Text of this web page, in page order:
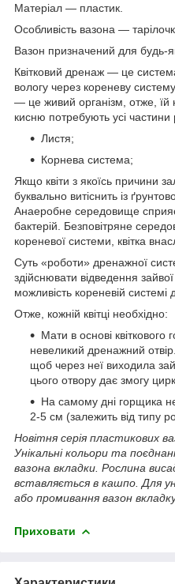
Матеріал — пластик.
Особливість вазона —
Вазон призначений для будь-
Квітковий дренаж — це
вологу через кореневу
— це живий організм, отже, їй
кисню потребують усі частини
Листя;
Корнева система;
Якщо квіти з якоїсь причини
буквально витіснить із
Анаеробне середовище сприяє
бактерій. Безповітряне
кореневої системи, квітка
Суть «роботи» дренажної
здійснювати відведення
можливість кореневій системі
Отже, кожній квітці необхідно:
Мати в основі
невеликий дренажний
щоб через неї виходила
цього отвору дає змогу
На самому дні горщика
2-5 см (залежить від типу
Новітня серія пластикових
Унікальні кольори та
вазона вкладки. Рослина
вставляється в кашпо. Для
або промивання вазон
Приховати